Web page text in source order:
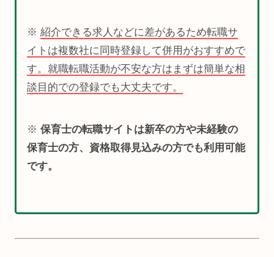
※ 紹介できる求人などに差があるため転職サ
イトは複数社に同時登録して併用がおすすめで
す。就職転職活動が不安な方はまずは簡単な相
談目的での登録でも大丈夫です。
※ 保育士の転職サイトは新卒の方や未経験の
保育士の方、資格取得見込みの方でも利用可能
です。